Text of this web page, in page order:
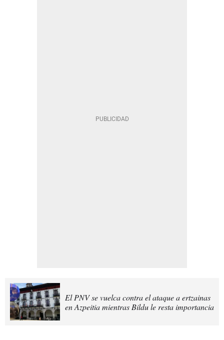
El PNV se vuelca contra el ataque a ertzainas
en Azpeitia mientras Bildu le resta importancia